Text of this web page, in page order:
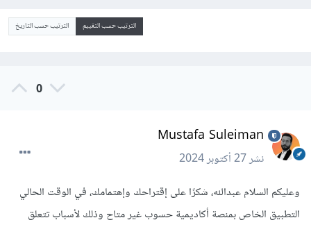
الترتيب حسب التقييم الترتيب حسب التاريخ
0
Mustafa Suleiman
نشر27 أكتوبر 2024
وعليكم السلام عبدالله، شكرًا على إقتراحك وإهتمامك، في الوقت الحالي
التطبيق الخاص بمنصة أكاديمية حسوب غير متاح وذلك لأسباب تتعلق